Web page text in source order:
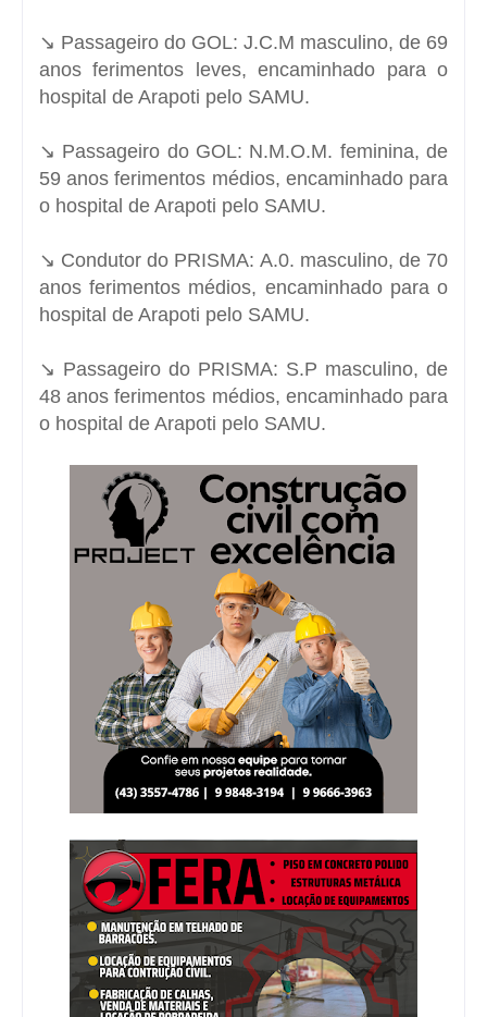
↘️ Passageiro do GOL: J.C.M masculino, de 69
anos ferimentos leves, encaminhado para o
hospital de Arapoti pelo SAMU.
↘️ Passageiro do GOL: N.M.O.M. feminina, de
59 anos ferimentos médios, encaminhado para
o hospital de Arapoti pelo SAMU.
↘️ Condutor do PRISMA: A.0. masculino, de 70
anos ferimentos médios, encaminhado para o
hospital de Arapoti pelo SAMU.
↘️ Passageiro do PRISMA: S.P masculino, de
48 anos ferimentos médios, encaminhado para
o hospital de Arapoti pelo SAMU.